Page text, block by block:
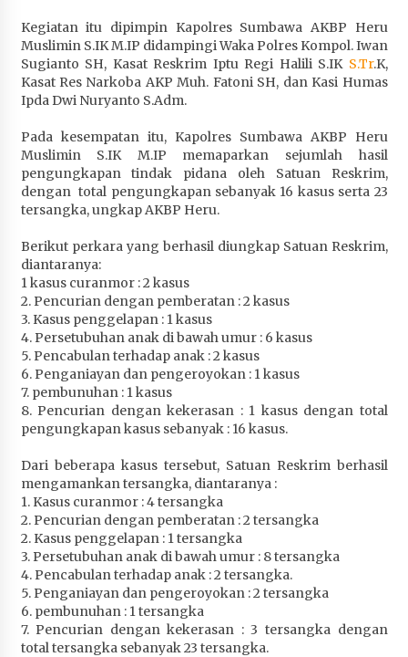
Sekretaris Bapperida, Dwi Rahayu, ST,. MM,.
Pimpin Rakor Aksi Konvergensi Percepatan
Penurunan Stunting di Sumbawa
1 bulan ago
Wabup Ansori Apresiasi Rekomendasi dan
Pandangan Fraksi – Fraksi DPRD Sumbawa
1 bulan ago
Bupati Sumbawa Lepas 487 Atlet dari Berbagai
Cabor yang Akan Berjuang pada PORPROV XII
NTB 2026
1 bulan ago
BAZNAS Kabupaten Sumbawa Salurkan Bantuan
Program 100 Mustahik Per Desa di Desa Teluk
Santong
1 bulan ago
Dosen UTS Siap Kembangkan Inovasi Lewat
Pelatihan PDPP 2026 Bali
1 bulan ago
Terapkan “Polantas Menyapa”, Satlantas Polres
Sumbawa Berupaya Wujudkan Pelayanan
Kepolisian yang Profesional
1 bulan ago
Capaian Program Pemerintah Kabupaten
Sumbawa Terus Dirasakan Masyarakat
1 bulan ago
Kegiatan itu dipimpin Kapolres Sumbawa AKBP Heru
Muslimin S.IK M.IP didampingi Waka Polres Kompol. Iwan
Sugianto SH, Kasat Reskrim Iptu Regi Halili S.IK S.Tr.K,
Kasat Res Narkoba AKP Muh. Fatoni SH, dan Kasi Humas
Ipda Dwi Nuryanto S.Adm.
Pada kesempatan itu, Kapolres Sumbawa AKBP Heru
Muslimin S.IK M.IP memaparkan sejumlah hasil
pengungkapan tindak pidana oleh Satuan Reskrim,
dengan total pengungkapan sebanyak 16 kasus serta 23
tersangka, ungkap AKBP Heru.
Berikut perkara yang berhasil diungkap Satuan Reskrim,
diantaranya:
1 kasus curanmor : 2 kasus
2. Pencurian dengan pemberatan : 2 kasus
3. Kasus penggelapan : 1 kasus
4. Persetubuhan anak di bawah umur : 6 kasus
5. Pencabulan terhadap anak : 2 kasus
6. Penganiayan dan pengeroyokan : 1 kasus
7. pembunuhan : 1 kasus
8. Pencurian dengan kekerasan : 1 kasus dengan total
pengungkapan kasus sebanyak : 16 kasus.
Dari beberapa kasus tersebut, Satuan Reskrim berhasil
mengamankan tersangka, diantaranya :
1. Kasus curanmor : 4 tersangka
2. Pencurian dengan pemberatan : 2 tersangka
2. Kasus penggelapan : 1 tersangka
3. Persetubuhan anak di bawah umur : 8 tersangka
4. Pencabulan terhadap anak : 2 tersangka.
5. Penganiayan dan pengeroyokan : 2 tersangka
6. pembunuhan : 1 tersangka
7. Pencurian dengan kekerasan : 3 tersangka dengan
total tersangka sebanyak 23 tersangka.